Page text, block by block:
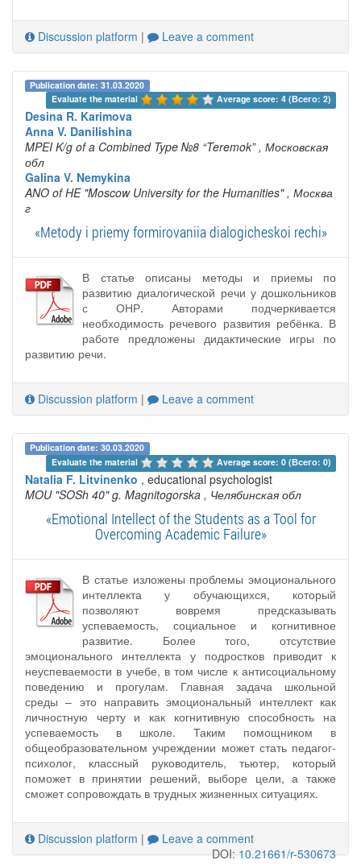
Discussion platform | Leave a comment
Publication date: 31.03.2020
Evaluate the material
Average score: 4 (Всего: 2)
Desina R. Karimova
Anna V. Danilishina
MPEI K/g of a Combined Type №8 “Teremok” , Московская
обл
Galina V. Nemykina
ANO of HE "Moscow University for the Humanities" , Москва
г
«Metody i priemy formirovaniia dialogicheskoi rechi»
В статье описаны методы и приемы по
развитию диалогической речи у дошкольников
с ОНР. Авторами подчеркивается
необходимость речевого развития ребёнка. В
работе предложены дидактические игры по
развитию речи.
Discussion platform | Leave a comment
Publication date: 30.03.2020
Evaluate the material
Average score: 0 (Всего: 0)
Natalia F. Litvinenko , educational psychologist
MOU "SOSh 40" g. Magnitogorska , Челябинская обл
«Emotional Intellect of the Students as a Tool for
Overcoming Academic Failure»
В статье изложены проблемы эмоционального
интеллекта у обучающихся, который
позволяют вовремя предсказывать
успеваемость, социальное и когнитивное
развитие. Более того, отсутствие
эмоционального интеллекта у подростков приводит к
неуспеваемости в учебе, в том числе к антисоциальному
поведению и прогулам. Главная задача школьной
среды – это направить эмоциональный интеллект как
личностную черту и как когнитивную способность на
успеваемость в школе. Таким помощником в
общеобразовательном учреждении может стать педагог-
психолог, классный руководитель, тьютер, который
поможет в принятии решений, выборе цели, а также
сможет сопровождать в трудных жизненных ситуациях.
Discussion platform |
Leave a comment
DOI:10.21661/r-530673